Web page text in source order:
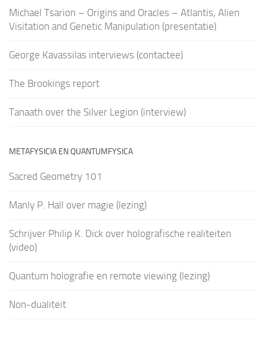
Michael Tsarion – Origins and Oracles – Atlantis, Alien
Visitation and Genetic Manipulation (presentatie)
George Kavassilas interviews (contactee)
The Brookings report
Tanaath over the Silver Legion (interview)
METAFYSICIA EN QUANTUMFYSICA
Sacred Geometry 101
Manly P. Hall over magie (lezing)
Schrijver Philip K. Dick over holografische realiteiten
(video)
Quantum holografie en remote viewing (lezing)
Non-dualiteit